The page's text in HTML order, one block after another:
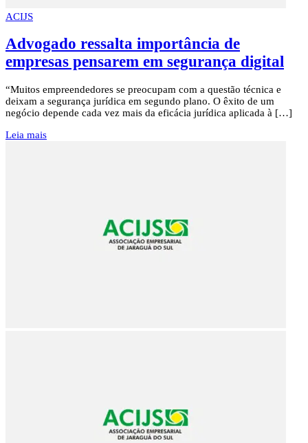
ACIJS
Advogado ressalta importância de
empresas pensarem em segurança digital
“Muitos empreendedores se preocupam com a questão técnica e
deixam a segurança jurídica em segundo plano. O êxito de um
negócio depende cada vez mais da eficácia jurídica aplicada à […]
Leia mais